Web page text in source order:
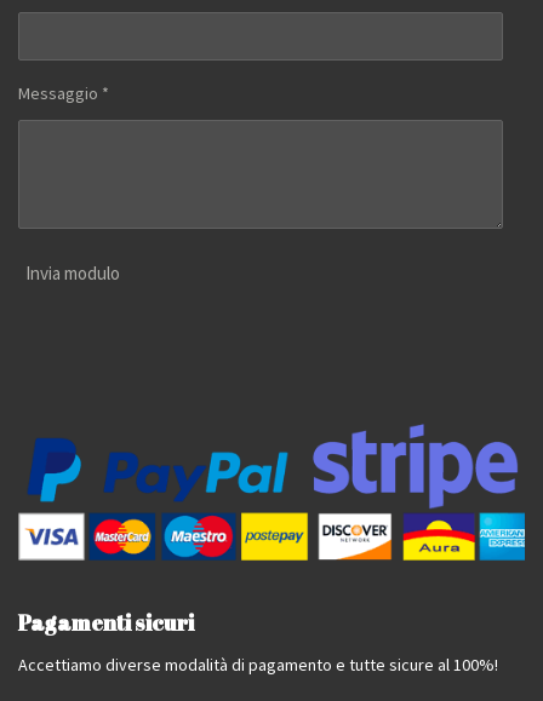
Messaggio *
Invia modulo
Pagamenti sicuri
Accettiamo diverse modalità di pagamento e tutte sicure al 100%!